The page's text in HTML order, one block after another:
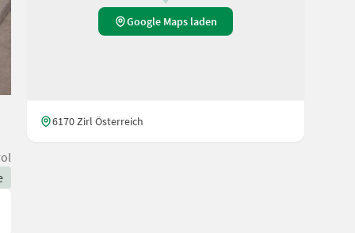
Google Maps laden
6170 Zirl Österreich